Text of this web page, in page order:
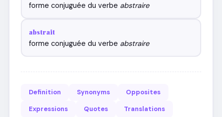
forme conjuguée du verbe abstraire
abstrait
forme conjuguée du verbe abstraire
Definition Synonyms
Opposites
Expressions
Quotes
Translations